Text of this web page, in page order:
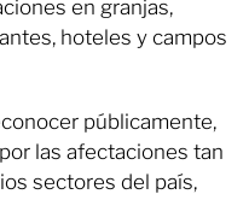
en granjas,
hoteles y campos
públicamente,
las afectaciones tan
sectores del país,